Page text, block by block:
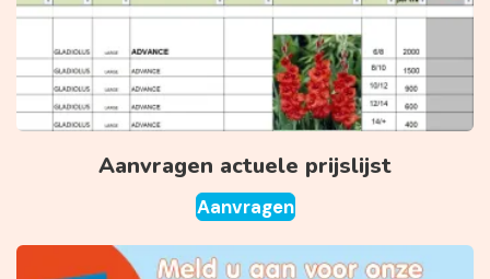
Aanvragen actuele prijslijst
Aanvragen